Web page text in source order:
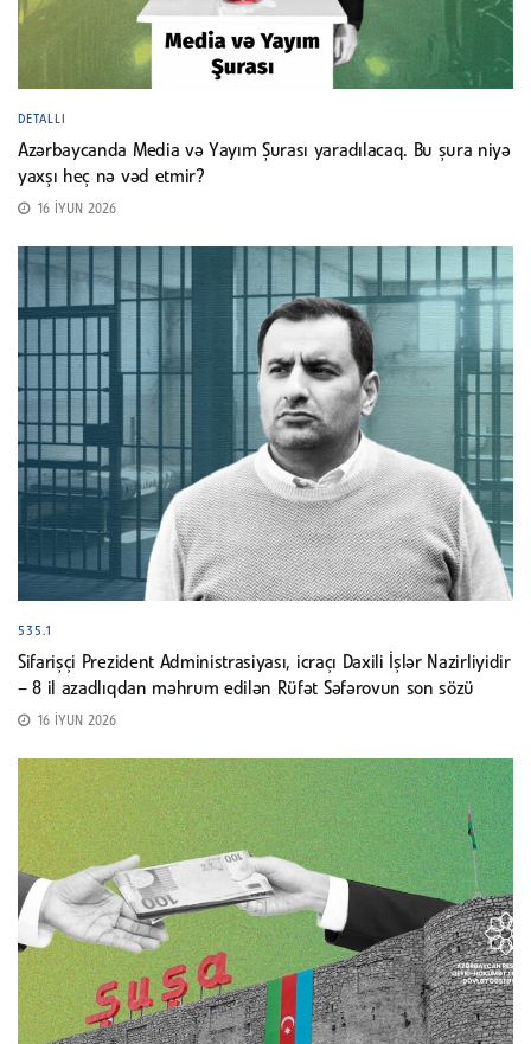
DETALLI
Azərbaycanda Media və Yayım Şurası yaradılacaq. Bu şura niyə
yaxşı heç nə vəd etmir?
16 İYUN 2026
535.1
Sifarişçi Prezident Administrasiyası, icraçı Daxili İşlər Nazirliyidir
– 8 il azadlıqdan məhrum edilən Rüfət Səfərovun son sözü
16 İYUN 2026